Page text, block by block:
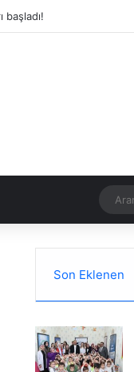
Son Eklenen